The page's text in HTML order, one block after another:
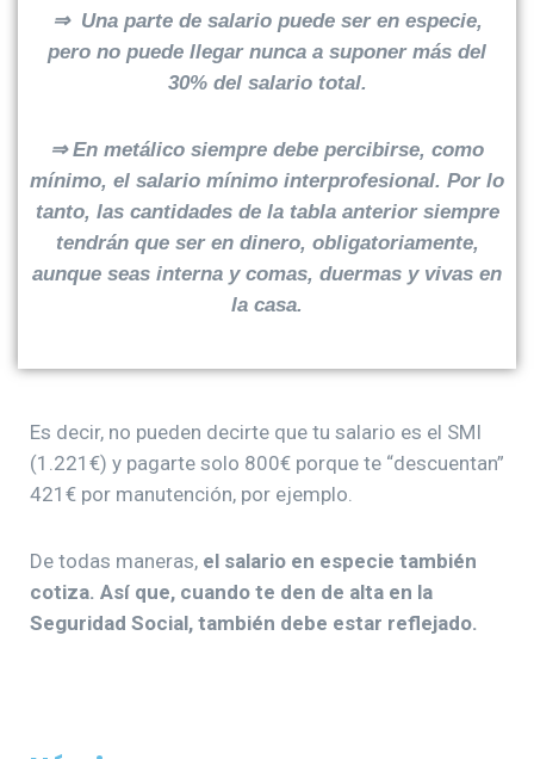
⇒ Una parte de salario puede ser en especie,
pero no puede llegar nunca a suponer más del
30% del salario total.
⇒ En metálico siempre debe percibirse, como
mínimo, el salario mínimo interprofesional. Por lo
tanto, las cantidades de la tabla anterior siempre
tendrán que ser en dinero, obligatoriamente,
aunque seas interna y comas, duermas y vivas en
la casa.
Es decir, no pueden decirte que tu salario es el SMI
(1.221€) y pagarte solo 800€ porque te “descuentan”
421€ por manutención, por ejemplo.
De todas maneras, el salario en especie también
cotiza. Así que, cuando te den de alta en la
Seguridad Social, también debe estar reflejado.